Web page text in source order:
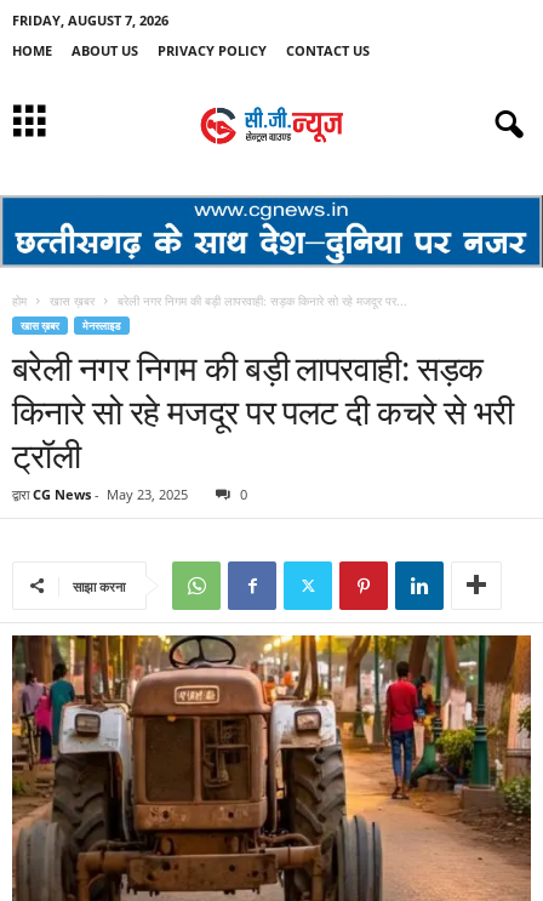
FRIDAY, AUGUST 7, 2026
HOME
ABOUT US PRIVACY POLICY CONTACT US
होम खास ख़बर बरेली नगर निगम की बड़ी लापरवाही: सड़क किनारे सो रहे मजदूर पर...
खास ख़बर मेनस्लाइड
बरेली नगर निगम की बड़ी लापरवाही: सड़क
किनारे सो रहे मजदूर पर पलट दी कचरे से भरी
ट्रॉली
द्वारा CG News - May 23, 2025 0
साझा करना